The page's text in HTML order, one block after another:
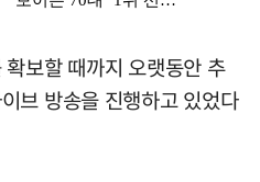
보할 때까지 오랫동안 추
브 방송을 진행하고 있었다